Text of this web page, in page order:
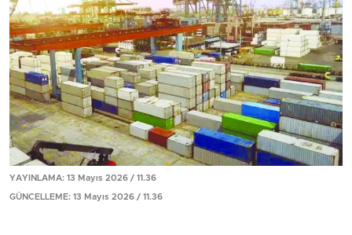
YAYINLAMA: 13 Mayıs 2026 / 11.36
GÜNCELLEME: 13 Mayıs 2026 / 11.36